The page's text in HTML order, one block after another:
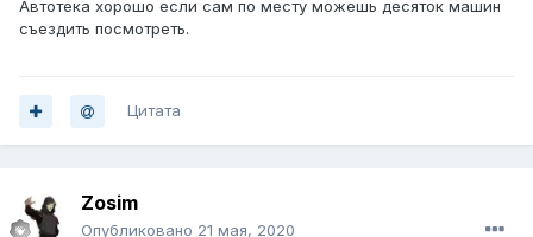
Автотека хорошо если сам по месту можешь десяток машин
съездить посмотреть.
Цитата
Zosim
Опубликовано 21 мая, 2020